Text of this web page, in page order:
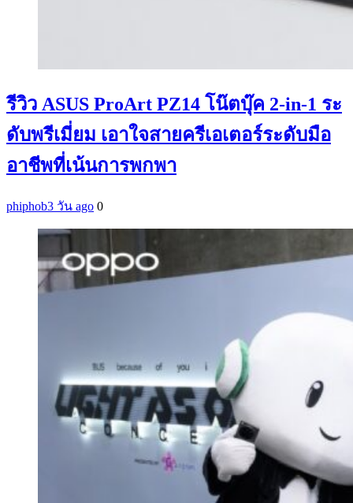
รีวิว ASUS ProArt PZ14 โน๊ตบุ๊ค 2-in-1 ระ
ดับพรีเมี่ยม เอาใจสายครีเอเตอร์ระดับมือ
อาชีพที่เน้นการพกพา
phiphob3 วัน ago 0